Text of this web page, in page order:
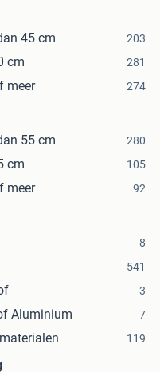
45 cm
203
cm 281
meer 274
55 cm
280
cm 105
meer 92
8
541
3
Aluminium 7
119